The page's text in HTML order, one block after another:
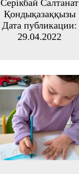
Серікбай Салтанат
Қондықазаққызы
Дата публикации:
29.04.2022